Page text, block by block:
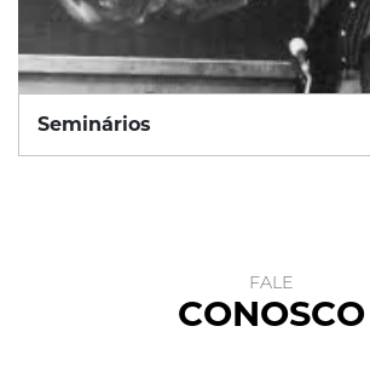
Seminários
FALE
CONOSCO